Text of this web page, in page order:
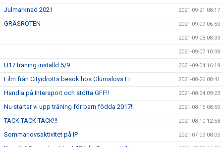
Julmarknad 2021 2021-09-21 08:17
GRÄSROTEN 2021-09-09 06:50
2021-09-08 08:33
2021-09-07 10:38
U17 träning inställd 5/9 2021-09-04 16:19
Film från Cityidrotts besök hos Glumslövs FF 2021-08-26 08:41
Handla på Intersport och stötta GFF!! 2021-08-24 09:23
Nu startar vi upp träning för barn födda 2017!! 2021-08-15 08:50
TACK TACK TACK!!! 2021-08-10 12:58
Sommarlovsaktivitet på IP 2021-07-09 08:05